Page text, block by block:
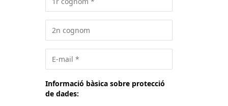
Informació bàsica sobre protecció
de dades: